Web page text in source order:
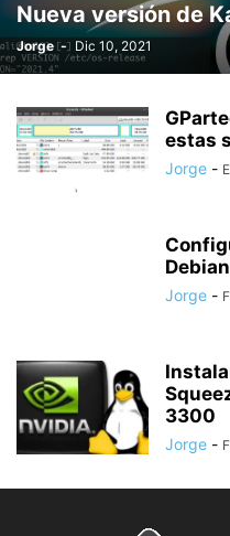
Nueva versión de
Jorge - Dic 10, 2021
estas
Jorge -
Jorge -
3300
Jorge -